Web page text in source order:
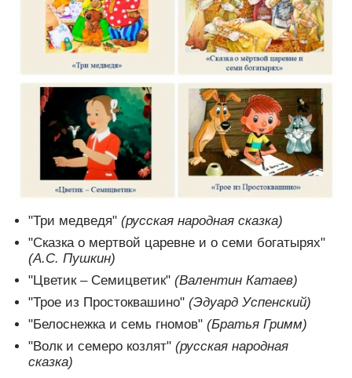
"Три медведя" (русская народная сказка)
"Сказка о мертвой царевне и о семи богатырях"
(А.С. Пушкин)
"Цветик – Семицветик" (Валентин Катаев)
"Трое из Простоквашино" (Эдуард Успенский)
"Белоснежка и семь гномов" (Братья Гримм)
"Волк и семеро козлят" (русская народная
сказка)